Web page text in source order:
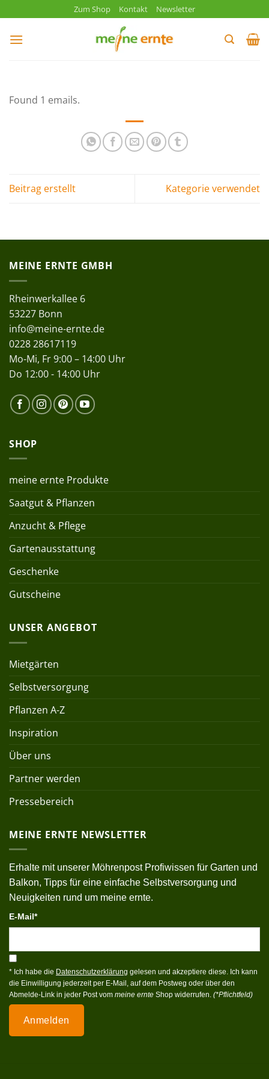
Inhalt
springen
Zum Shop Kontakt Newsletter
Found 1 emails.
Beitrag erstellt Kategorie verwendet
MEINE ERNTE GMBH
Rheinwerkallee 6
53227 Bonn
info@meine-ernte.de
0228 28617119
Mo-Mi, Fr 9:00 – 14:00 Uhr
Do 12:00 - 14:00 Uhr
SHOP
meine ernte Produkte
Saatgut & Pflanzen
Anzucht & Pflege
Gartenausstattung
Geschenke
Gutscheine
UNSER ANGEBOT
Mietgärten
Selbstversorgung
Pflanzen A-Z
Inspiration
Über uns
Partner werden
Pressebereich
MEINE ERNTE NEWSLETTER
Erhalte mit unserer Möhrenpost Profiwissen für Garten und
Balkon, Tipps für eine einfache Selbstversorgung und
Neuigkeiten rund um meine ernte.
E-Mail*
* Ich habe die Datenschutzerklärung gelesen und akzeptiere diese. Ich kann
die Einwilligung jederzeit per E-Mail, auf dem Postweg oder über den
Abmelde-Link in jeder Post vom meine ernte Shop widerrufen. (*Pflichtfeld)
Anmelden